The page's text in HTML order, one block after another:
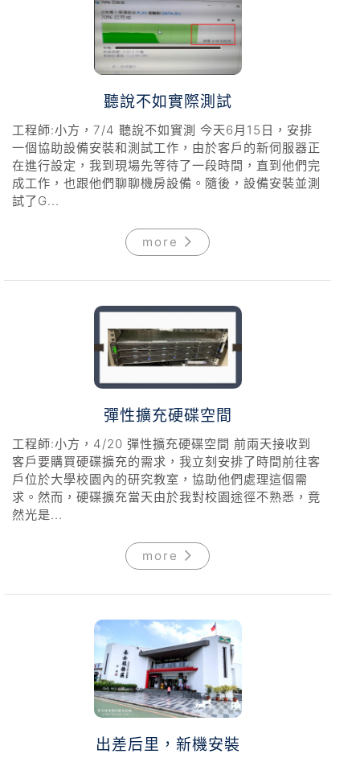
聽說不如實際測試
工程師:小方，7/4 聽說不如實測 今天6月15日，安排
一個協助設備安裝和測試工作，由於客戶的新伺服器正
在進行設定，我到現場先等待了一段時間，直到他們完
成工作，也跟他們聊聊機房設備。隨後，設備安裝並測
試了G...
more
彈性擴充硬碟空間
工程師:小方，4/20 彈性擴充硬碟空間 前兩天接收到
客戶要購買硬碟擴充的需求，我立刻安排了時間前往客
戶位於大學校園內的研究教室，協助他們處理這個需
求。然而，硬碟擴充當天由於我對校園途徑不熟悉，竟
然光是...
more
出差后里，新機安裝